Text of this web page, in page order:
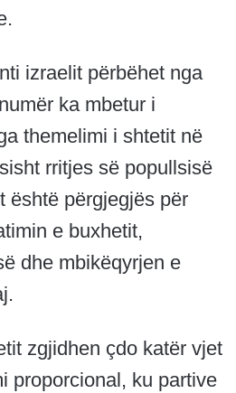
izraelit përbëhet nga
ka mbetur i
themelimi i shtetit në
rritjes së popullsisë
është përgjegjës për
e buxhetit,
dhe mbikëqyrjen e
zgjidhen çdo katër vjet
proporcional, ku partive